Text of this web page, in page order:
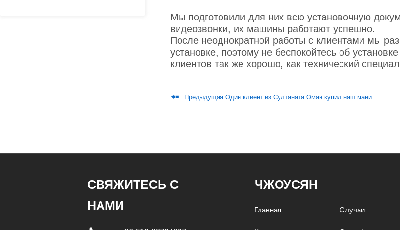
Мы подготовили для них всю установочную
видеозвонки, их машины работают успешно.
После неоднократной работы с клиентами мы
установке, поэтому не беспокойтесь об
клиентов так же хорошо, как технический
 Предыдущая:Один клиент из Султаната Оман купил наш манипулятор и вращатель для сварки больших цилиндров.
СВЯЖИТЕСЬ С
НАМИ
ЧЖОУСЯН
Главная Случаи